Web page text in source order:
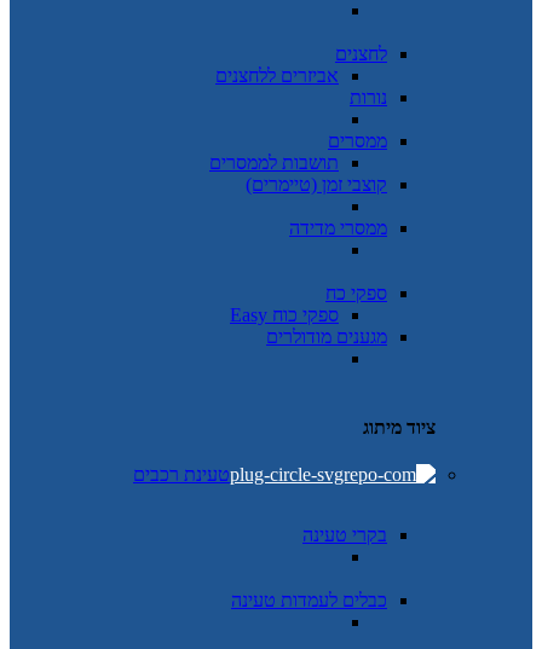
לחצנים
אביזרים ללחצנים
נורות
ממסרים
תושבות לממסרים
קוצבי זמן (טיימרים)
ממסרי מדידה
ספקי כח
ספקי כוח Easy
מגענים מודולרים
ציוד מיתוג
טעינת רכבים
בקרי טעינה
כבלים לעמדות טעינה